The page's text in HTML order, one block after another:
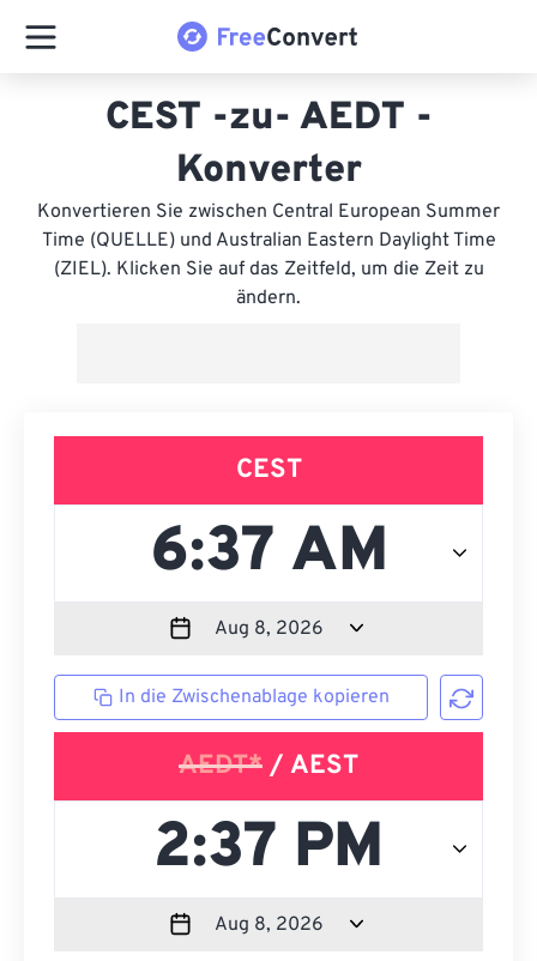
CEST -zu- AEDT -
Konverter
Konvertieren Sie zwischen Central European Summer
Time (QUELLE) und Australian Eastern Daylight Time
(ZIEL). Klicken Sie auf das Zeitfeld, um die Zeit zu
ändern.
CEST
In die Zwischenablage kopieren
AEDT* / AEST